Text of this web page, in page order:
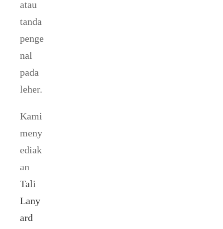
atau
tanda
penge
nal
pada
leher.
Kami
meny
ediak
an
Tali
Lany
ard